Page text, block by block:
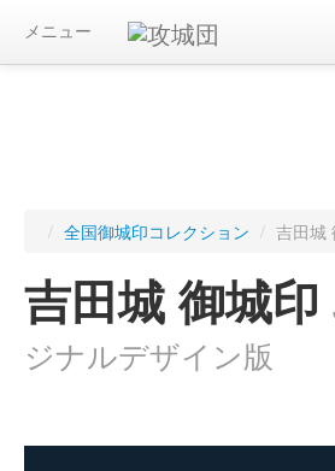
メニュー
/ 全国御城印コレクション / 吉田城
吉田城 御城印
ジナルデザイン版